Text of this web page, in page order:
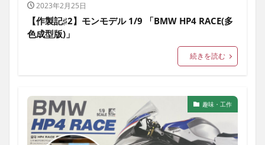
2023年2月25日
【作製記♯2】モンモデル 1/9 「BMW HP4 RACE(多
色成型版)」
続きを読む
趣味・工作